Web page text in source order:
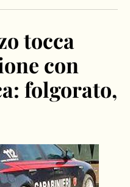
tocca
con
folgorato,